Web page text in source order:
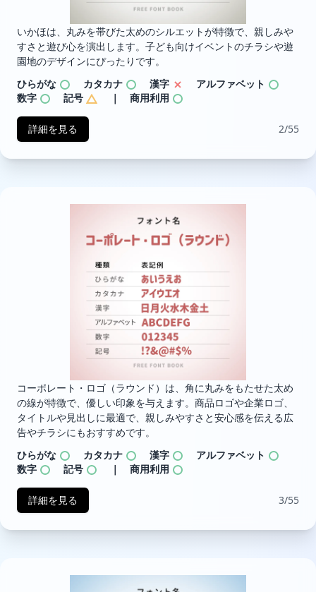
いかほは、丸みを帯びた太めのシルエットが特徴で、親しみや
すさと遊び心を演出します。子ども向けイベントのチラシや遊
園地のデザインにぴったりです。
ひらがな
カタカナ 漢字
アルファベット
数字
記号 ｜ 商用利用
詳細を見る 2/55
コーポレート・ロゴ（ラウンド）は、角に丸みをもたせた太め
の線が特徴で、優しい印象を与えます。商品ロゴや企業ロゴ、
タイトルや見出しに最適で、親しみやすさと安心感を伝える広
告やチラシにもおすすめです。
ひらがな
カタカナ 漢字
アルファベット
数字
記号 ｜ 商用利用
詳細を見る 3/55